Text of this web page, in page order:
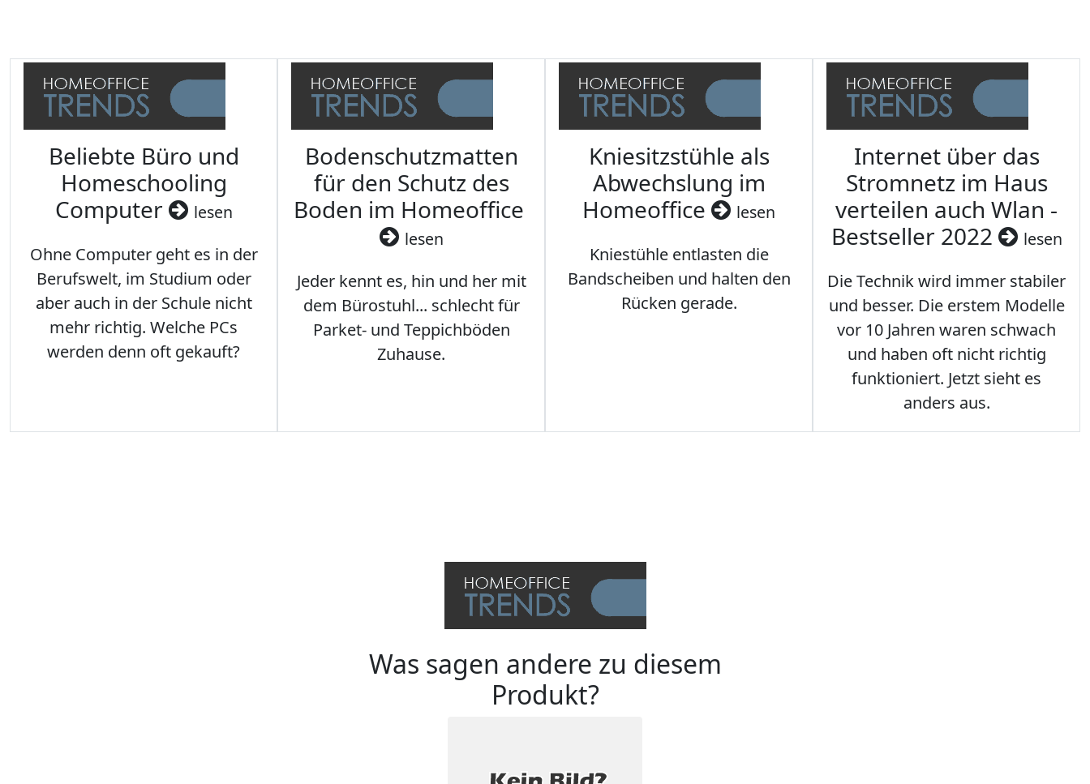
Beliebte Büro und
Homeschooling
Computer
lesen
Ohne Computer geht es in der
Berufswelt, im Studium oder
aber auch in der Schule nicht
mehr richtig. Welche PCs
werden denn oft gekauft?
Bodenschutzmatten
für den Schutz des
Boden im Homeoffice
lesen
Jeder kennt es, hin und her mit
dem Bürostuhl... schlecht für
Parket- und Teppichböden
Zuhause.
Kniesitzstühle als
Abwechslung im
Homeoffice
lesen
Kniestühle entlasten die
Bandscheiben und halten den
Rücken gerade.
Internet über das
Stromnetz im Haus
verteilen auch Wlan -
Bestseller 2022
lesen
Die Technik wird immer stabiler
und besser. Die erstem Modelle
vor 10 Jahren waren schwach
und haben oft nicht richtig
funktioniert. Jetzt sieht es
anders aus.
Was sagen andere zu diesem
Produkt?